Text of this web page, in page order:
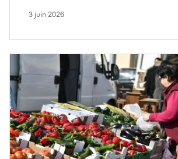
3 juin 2026